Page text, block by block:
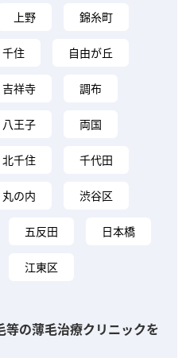
上野 錦糸町
千住 自由が丘
吉祥寺 調布
八王子 両国
北千住 千代田
丸の内 渋谷区
五反田 日本橋
江東区
等の薄毛治療クリニックを